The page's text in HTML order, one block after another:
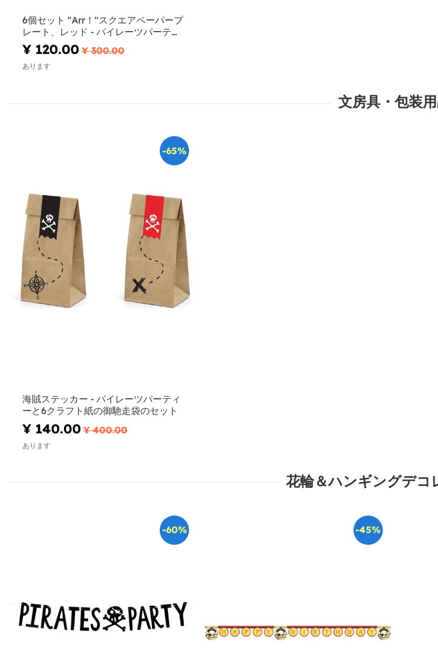
6個セット "Arr！"スクエアペーパープ
レート、レッド - パイレーツパーティ
ー
¥ 120.00 ¥ 300.00
あります
文房具・包装
-65%
海賊ステッカー - パイレーツパーティ
ーと6クラフト紙の御馳走袋のセット
¥ 140.00 ¥ 400.00
あります
花輪＆ハンギングデコ
-60% -45%